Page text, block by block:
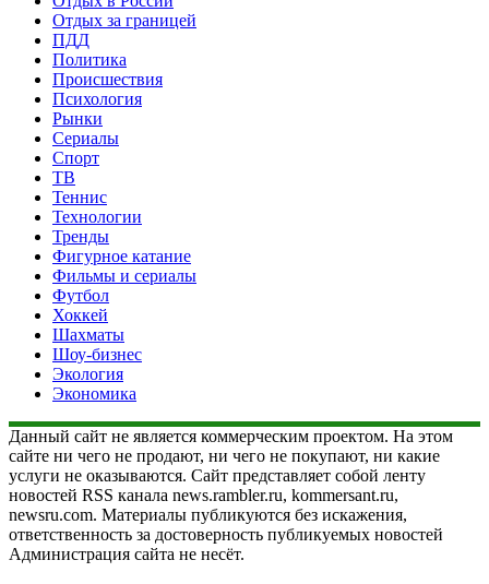
Отдых за границей
ПДД
Политика
Происшествия
Психология
Рынки
Сериалы
Спорт
ТВ
Теннис
Технологии
Тренды
Фигурное катание
Фильмы и сериалы
Футбол
Хоккей
Шахматы
Шоу-бизнес
Экология
Экономика
Данный сайт не является коммерческим проектом. На этом
сайте ни чего не продают, ни чего не покупают, ни какие
услуги не оказываются. Сайт представляет собой ленту
новостей RSS канала news.rambler.ru, kommersant.ru,
newsru.com. Материалы публикуются без искажения,
ответственность за достоверность публикуемых новостей
Администрация сайта не несёт.